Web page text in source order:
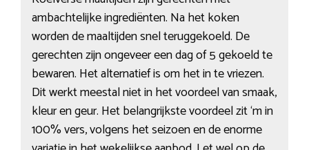
ambachtelijke ingrediënten. Na het koken
worden de maaltijden snel teruggekoeld. De
gerechten zijn ongeveer een dag of 5 gekoeld te
bewaren. Het alternatief is om het in te vriezen.
Dit werkt meestal niet in het voordeel van smaak,
kleur en geur. Het belangrijkste voordeel zit ‘m in
100% vers, volgens het seizoen en de enorme